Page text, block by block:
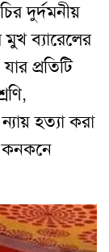
দুর্দমনীয়
মুখ ব্যারেলের
প্রতিটি
হত্যা করা
কনকনে